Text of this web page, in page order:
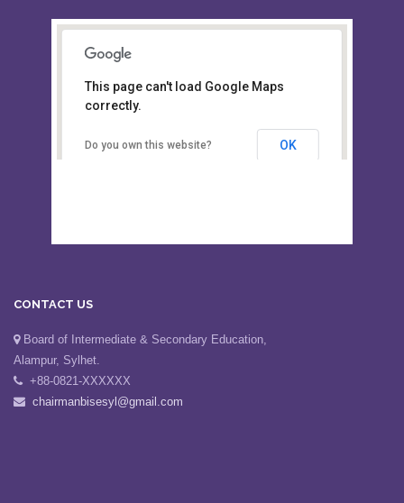
Board of Intermediate &
Secondary Education, Alampur,
Sylhet
This page can't load Google Maps
Board of Intermediate & Secondary Education,
Alampur, Sylhet.
+88-0821-XXXXXX